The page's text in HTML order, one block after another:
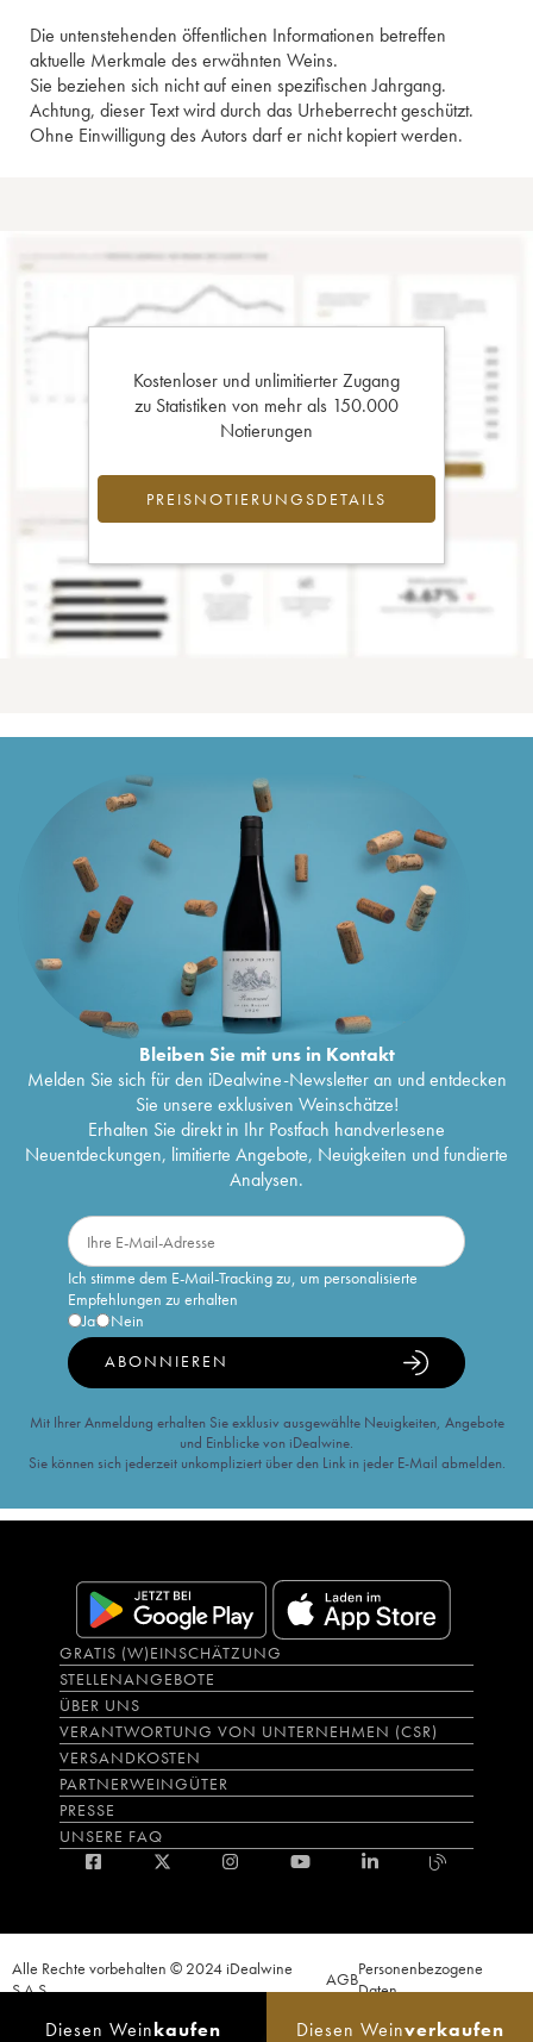
Diesen Weinkaufen Diesen Weinverkaufen
Die untenstehenden öffentlichen Informationen betreffen
aktuelle Merkmale des erwähnten Weins.
Sie beziehen sich nicht auf einen spezifischen Jahrgang.
Achtung, dieser Text wird durch das Urheberrecht geschützt.
Ohne Einwilligung des Autors darf er nicht kopiert werden.
Kostenloser und unlimitierter Zugang
zu Statistiken von mehr als 150.000
Notierungen
PREISNOTIERUNGSDETAILS
Bleiben Sie mit uns in Kontakt
Melden Sie sich für den iDealwine-Newsletter an und entdecken
Sie unsere exklusiven Weinschätze!
Erhalten Sie direkt in Ihr Postfach handverlesene
Neuentdeckungen, limitierte Angebote, Neuigkeiten und fundierte
Analysen.
Ich stimme dem E-Mail-Tracking zu, um personalisierte
Empfehlungen zu erhalten
Ja
Nein
ABONNIEREN
Mit Ihrer Anmeldung erhalten Sie exklusiv ausgewählte Neuigkeiten, Angebote
und Einblicke von iDealwine.
Sie können sich jederzeit unkompliziert über den Link in jeder E-Mail abmelden.
GRATIS (W)EINSCHÄTZUNG
STELLENANGEBOTE
ÜBER UNS
VERANTWORTUNG VON UNTERNEHMEN (CSR)
VERSANDKOSTEN
PARTNERWEINGÜTER
PRESSE
UNSERE FAQ
Alle Rechte vorbehalten © 2024 iDealwine
S.A.S.
AGBPersonenbezogene
Daten
Verkaufs verlangt. CODE DE LA SANTÉ PUBLIQUE, ART.L.3342-1 et L.3353-3